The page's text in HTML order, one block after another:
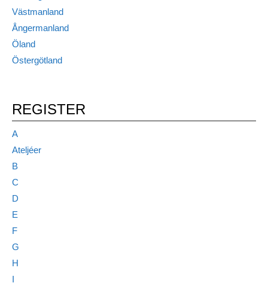
Västmanland
Ångermanland
Öland
Östergötland
REGISTER
A
Ateljéer
B
C
D
E
F
G
H
I